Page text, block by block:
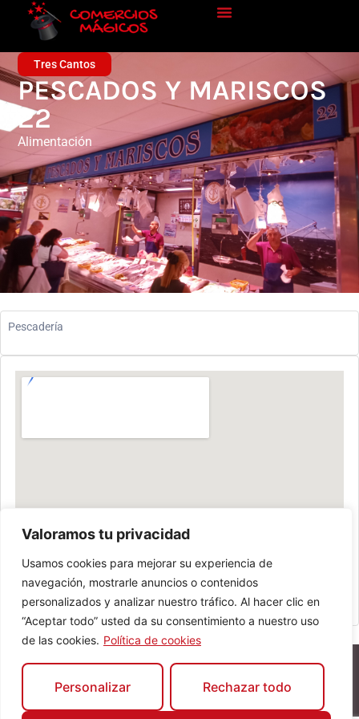
Valoramos tu privacidad
Usamos cookies para mejorar su experiencia de
navegación, mostrarle anuncios o contenidos
personalizados y analizar nuestro tráfico. Al hacer clic en
“Aceptar todo” usted da su consentimiento a nuestro uso
de las cookies. Política de cookies
Personalizar Rechazar todo
Tres Cantos
PESCADOS Y MARISCOS
22
Alimentación
Pescadería